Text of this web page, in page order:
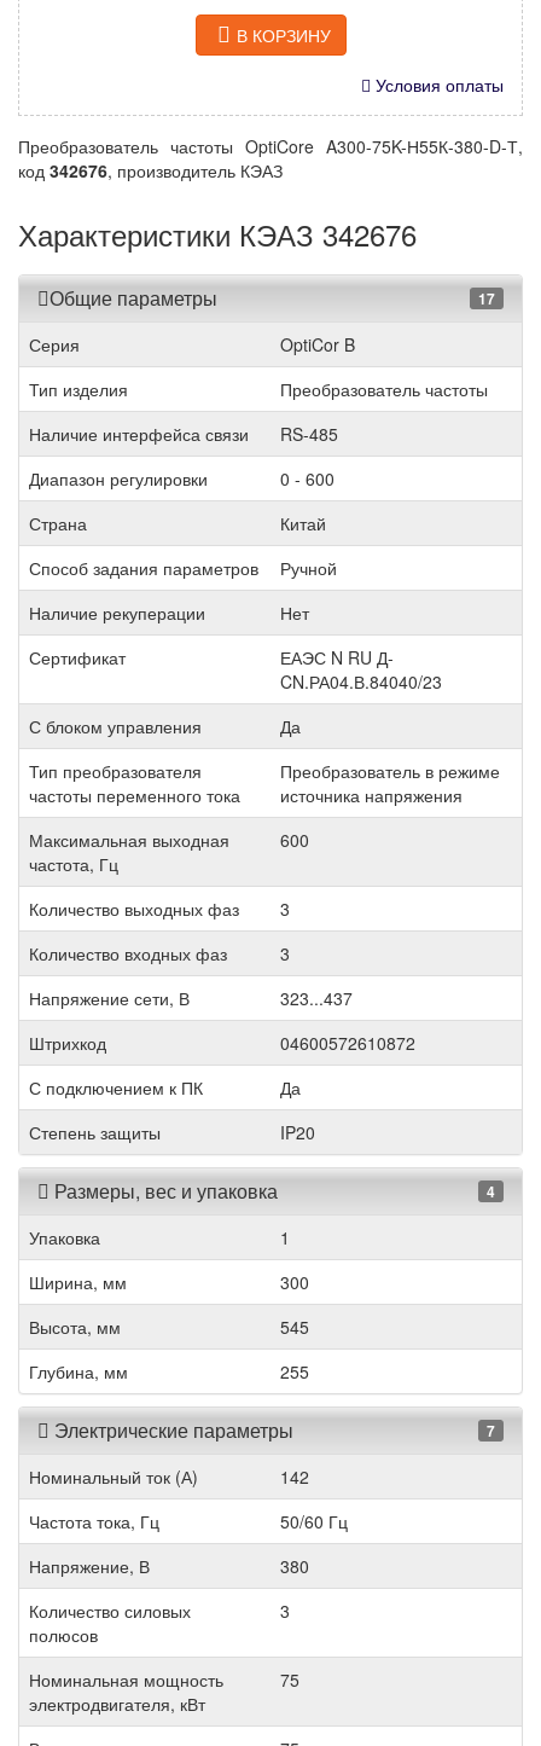
В КОРЗИНУ
Условия оплаты
Преобразователь частоты OptiCore A300-75K-Н55К-380-D-Т,
код 342676, производитель КЭАЗ
Характеристики КЭАЗ 342676
Общие параметры 17
Серия
OptiCor B
Тип изделия
Преобразователь частоты
Наличие интерфейса связи
RS-485
Диапазон регулировки
0 - 600
Страна
Китай
Способ задания параметров
Ручной
Наличие рекуперации
Нет
Сертификат
ЕАЭС N RU Д-
CN.РА04.В.84040/23
С блоком управления
Да
Тип преобразователя
частоты переменного тока
Преобразователь в режиме
источника напряжения
Максимальная выходная
частота, Гц
600
Количество выходных фаз
3
Количество входных фаз
3
Напряжение сети, В
323...437
Штрихкод
04600572610872
С подключением к ПК
Да
Степень защиты
IP20
Размеры, вес и упаковка 4
Упаковка
1
Ширина, мм
300
Высота, мм
545
Глубина, мм
255
Электрические параметры 7
Номинальный ток (А)
142
Частота тока, Гц
50/60 Гц
Напряжение, В
380
Количество силовых
полюсов
3
Номинальная мощность
электродвигателя, кВт
75